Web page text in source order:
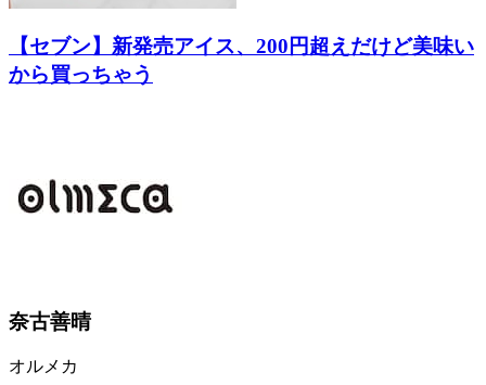
【セブン】新発売アイス、200円超えだけど美味い
から買っちゃう
奈古善晴
オルメカ